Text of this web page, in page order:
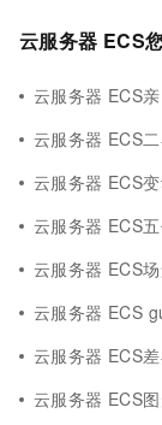
云服务器 ECS
云服务器 ECS
云服务器 ECS
云服务器 ECS
云服务器 ECS
云服务器 ECS
云服务器 ECS
云服务器 ECS
云服务器 ECS